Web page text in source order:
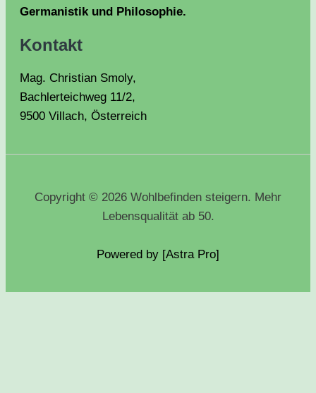
Germanistik und Philosophie.
Kontakt
Mag. Christian Smoly,
Bachlerteichweg 11/2,
9500 Villach, Österreich
Copyright © 2026 Wohlbefinden steigern. Mehr
Lebensqualität ab 50.
Powered by [Astra Pro]